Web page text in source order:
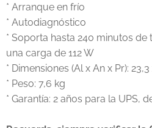
* Arranque en frío
* Autodiagnóstico
* Soporta hasta 240 minutos
una carga de 112 W
* Dimensiones (Al x An x Pr):
* Peso: 7,6 kg
* Garantía: 2 años para la UPS,